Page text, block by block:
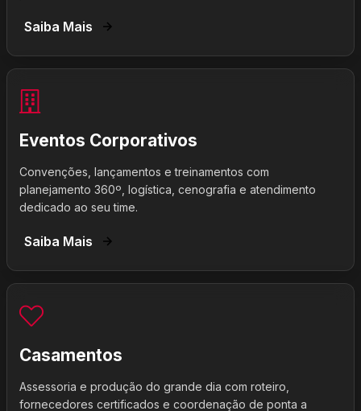
Saiba Mais
Eventos Corporativos
Convenções, lançamentos e treinamentos com
planejamento 360º, logística, cenografia e atendimento
dedicado ao seu time.
Saiba Mais
Casamentos
Assessoria e produção do grande dia com roteiro,
fornecedores certificados e coordenação de ponta a